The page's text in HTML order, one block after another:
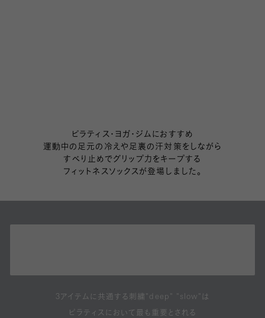
ピラティス・ヨガ・ジムにおすすめ
運動中の足元の冷えや足裏の汗対策をしながら
すべり止めでグリップ力をキープする
フィットネスソックスが登場しました。
3アイテムに共通する刺繍"deep" "slow"は
ピラティスにおいて最も重要とされる